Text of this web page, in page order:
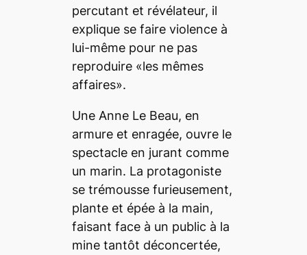
percutant et révélateur, il
explique se faire violence à
lui-même pour ne pas
reproduire «les mêmes
affaires».
Une Anne Le Beau, en
armure et enragée, ouvre le
spectacle en jurant comme
un marin. La protagoniste
se trémousse furieusement,
plante et épée à la main,
faisant face à un public à la
mine tantôt déconcertée,